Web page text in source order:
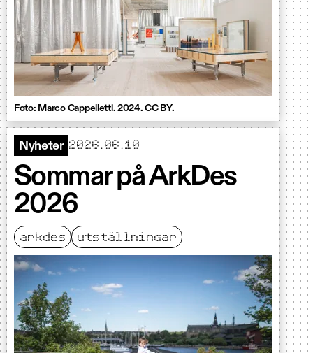
Foto: Marco Cappelletti. 2024. CC BY.
Nyheter 2026.06.10
Sommar på ArkDes
2026
arkdes utställningar